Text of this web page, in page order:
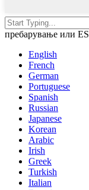
пребарување или
English
French
German
Portuguese
Spanish
Russian
Japanese
Korean
Arabic
Irish
Greek
Turkish
Italian